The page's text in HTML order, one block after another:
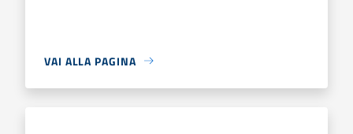
VAI ALLA PAGINA